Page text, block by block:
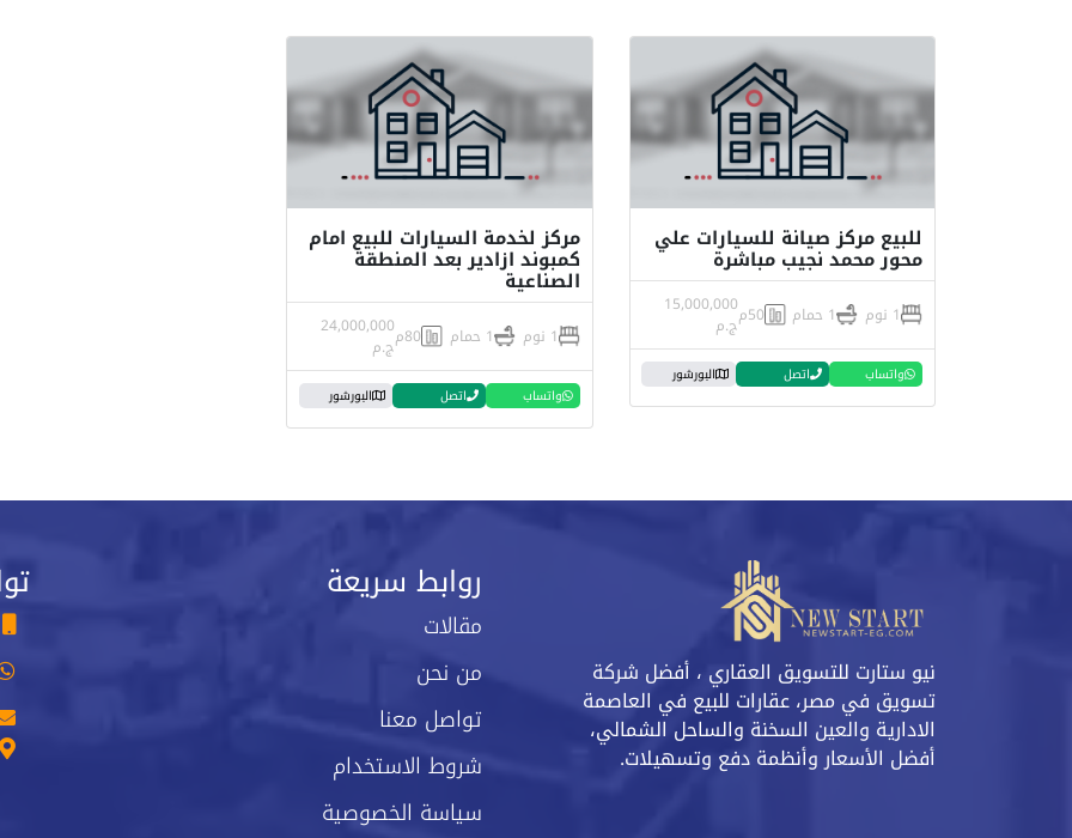
للبيع مركز صيانة للسيارات علي
محور محمد نجيب مباشرة
1 نوم 1 حمام 50م 15,000,000
ج.م
واتساب اتصل البورشور
مركز لخدمة السيارات للبيع امام
كمبوند ازادير بعد المنطقة
الصناعية
1 نوم 1 حمام 80م 24,000,000
ج.م
واتساب اتصل البورشور
نيو ستارت للتسويق العقاري ، أفضل شركة
تسويق في مصر، عقارات للبيع في العاصمة
الادارية والعين السخنة والساحل الشمالي،
أفضل الأسعار وأنظمة دفع وتسهيلات.
روابط سريعة
مقالات
من نحن
تواصل معنا
شروط الاستخدام
سياسة الخصوصية